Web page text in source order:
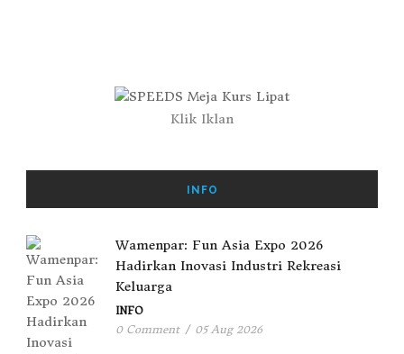
Klik Iklan
INFO
Wamenpar: Fun Asia Expo 2026
Hadirkan Inovasi Industri Rekreasi
Keluarga
INFO
0 Comment / 05 Aug 2026